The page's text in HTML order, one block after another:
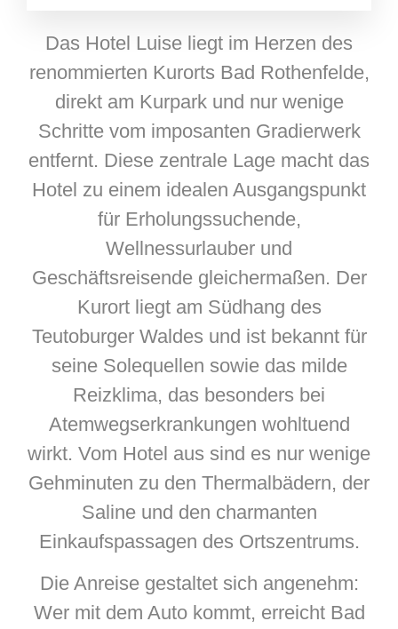
Das Hotel Luise liegt im Herzen des
renommierten Kurorts Bad Rothenfelde,
direkt am Kurpark und nur wenige
Schritte vom imposanten Gradierwerk
entfernt. Diese zentrale Lage macht das
Hotel zu einem idealen Ausgangspunkt
für Erholungssuchende,
Wellnessurlauber und
Geschäftsreisende gleichermaßen. Der
Kurort liegt am Südhang des
Teutoburger Waldes und ist bekannt für
seine Solequellen sowie das milde
Reizklima, das besonders bei
Atemwegserkrankungen wohltuend
wirkt. Vom Hotel aus sind es nur wenige
Gehminuten zu den Thermalbädern, der
Saline und den charmanten
Einkaufspassagen des Ortszentrums.
Die Anreise gestaltet sich angenehm:
Wer mit dem Auto kommt, erreicht Bad